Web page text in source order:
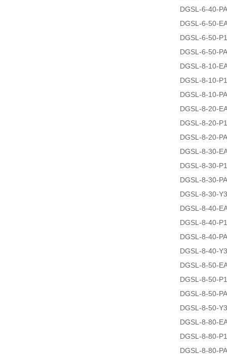
DGSL-6-40-PA
DGSL-6-50-
DGSL-6-50-
DGSL-6-50-PA
DGSL-8-10-
DGSL-8-10-
DGSL-8-10-PA
DGSL-8-20-
DGSL-8-20-
DGSL-8-20-PA
DGSL-8-30-
DGSL-8-30-
DGSL-8-30-PA
DGSL-8-30-
DGSL-8-40-
DGSL-8-40-
DGSL-8-40-PA
DGSL-8-40-
DGSL-8-50-
DGSL-8-50-
DGSL-8-50-PA
DGSL-8-50-
DGSL-8-80-
DGSL-8-80-
DGSL-8-80-PA